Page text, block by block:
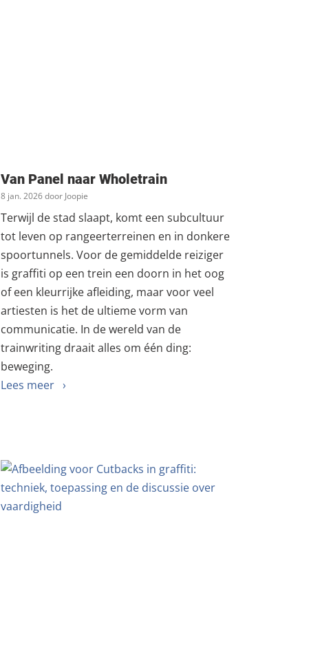
Van Panel naar Wholetrain
8 jan. 2026 door Joopie
Terwijl de stad slaapt, komt een subcultuur
tot leven op rangeerterreinen en in donkere
spoortunnels. Voor de gemiddelde reiziger
is graffiti op een trein een doorn in het oog
of een kleurrijke afleiding, maar voor veel
artiesten is het de ultieme vorm van
communicatie. In de wereld van de
trainwriting draait alles om één ding:
beweging.
Lees meer ›